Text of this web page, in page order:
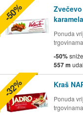
Ponuda
trgovinama
-50%
557 m
-50%
Kraš
Ponuda
trgovinama
-32%